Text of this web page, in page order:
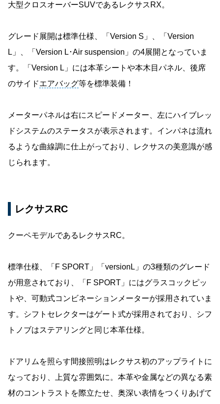
大型クロスオーバーSUVであるレクサスRX。
グレード展開は標準仕様、「Version S」、「Version
L」、「Version L･Air suspension」の4展開となっていま
す。「Version L」には本革シートや本木目パネル、後席
のサイドエアバッグ等を標準装備！
メーターパネルは右にスピードメーター、左にハイブレッ
ドシステムのステータスが表示されます。インパネは流れ
るような曲線調に仕上がっており、レクサスの美意識が感
じられます。
レクサスRC
クーペモデルであるレクサスRC。
標準仕様、「F SPORT」「versionL」の3種類のグレード
が用意されており、「F SPORT」にはグラスコックピッ
トや、可動式コンビネーションメーターが採用されていま
す。シフトセレクターはゲート式が採用されており、シフ
トノブはステアリングと同じ本革仕様。
ドアリムを照らす間接照明はレクサス初のアップライトに
なっており、上質な雰囲気に。本革や金属などの異なる素
材のコントラストを際立たせ、奥深い表情をつくりあげて